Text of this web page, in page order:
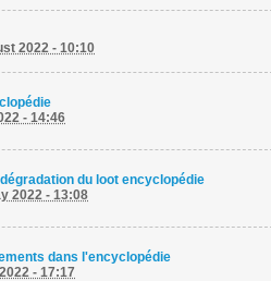
2022 - 10:10
- 14:46
du loot encyclopédie
2022 - 13:08
dans l'encyclopédie
- 17:17